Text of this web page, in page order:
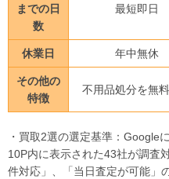
までの日
数
最短即日
休業日 年中無休
その他の
特徴
不用品処分を無
・買取2選の選定基準：
10P内に表示された43社が調査
件対応」、「当日査定が可能」